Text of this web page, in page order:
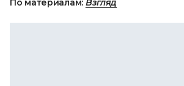
По материалам: Взгляд